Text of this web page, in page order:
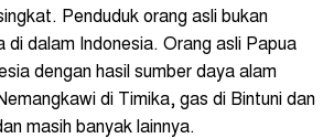
Penduduk orang asli bukan
di dalam Indonesia. Orang asli Papua
dengan hasil sumber daya alam
di Timika, gas di Bintuni dan
masih banyak lainnya.